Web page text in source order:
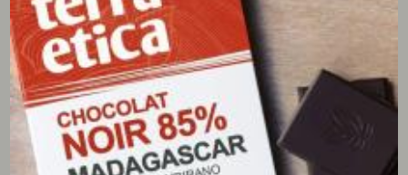
4/5
(2 avis)
noucham
07/06/2024
Plus d'infos sur les origines